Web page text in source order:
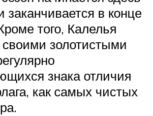
заканчивается в конце
того, Калелья
золотистыми
знака отличия
как самых чистых